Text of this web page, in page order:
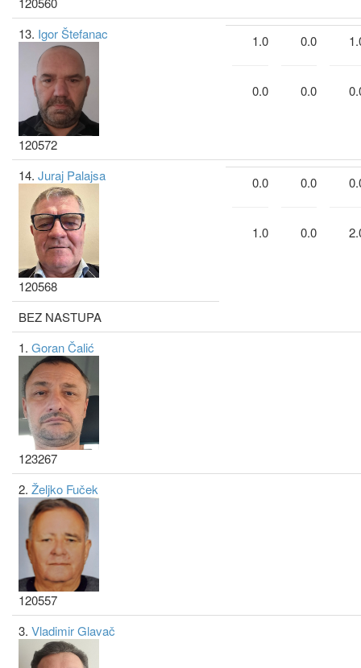
13. Igor Štefanac
120572
1.0
0.0
0.0
0.0
14. Juraj Palajsa
120568
0.0
1.0
0.0
0.0
BEZ NASTUPA
1. Goran Čalić
123267
2. Željko Fuček
120557
3. Vladimir Glavač